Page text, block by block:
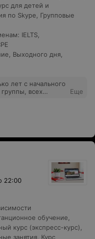
для детей и
по Skype
Групповые
: IELTS
Выходного дня
лет с начального
всех
подход.
Еще
22:00
обучение
курс (экспресс-курс)
занятия Курс